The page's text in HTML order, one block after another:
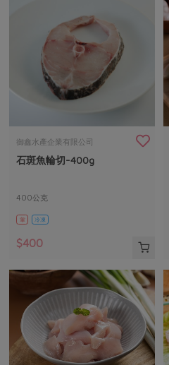
御鑫水產企業有限公司
石斑魚輪切-400g
400公克
葷 冷凍
$400